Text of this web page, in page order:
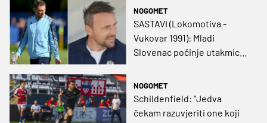
NOGOMET
SASTAVI (Lokomotiva -
Vukovar 1991): Mladi
Slovenac počinje utakmicu,
NL
NOGOMET
Schildenfield: "Jedva
čekam razuvjeriti one koji